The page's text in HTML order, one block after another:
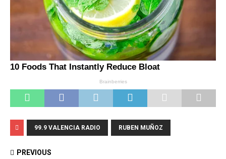
99.9 VALENCIA RADIO RUBEN MUÑOZ
PREVIOUS